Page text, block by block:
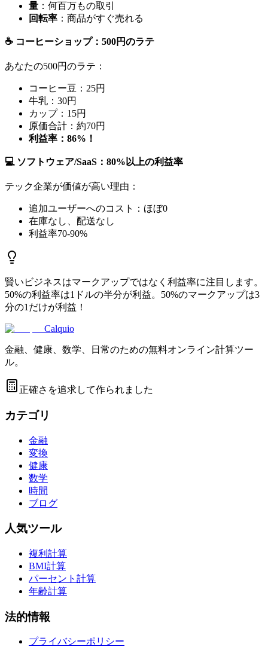
量 ：何百万もの取引
回転率 ：商品がすぐ売れる
☕ コーヒーショップ：500円のラテ
あなたの500円のラテ：
コーヒー豆：25円
牛乳：30円
カップ：15円
原価合計：約70円
利益率：86%！
💻 ソフトウェア/SaaS：80%以上の利益率
テック企業が価値が高い理由：
追加ユーザーへのコスト：ほぼ0
在庫なし、配送なし
利益率70-90%
賢いビジネスはマークアップではなく利益率に注目します。
50%の利益率は1ドルの半分が利益。50%のマークアップは3
分の1だけが利益！
Calquio
金融、健康、数学、日常のための無料オンライン計算ツー
ル。
正確さを追求して作られました
カテゴリ
金融
変換
健康
数学
時間
ブログ
人気ツール
複利計算
BMI計算
パーセント計算
年齢計算
法的情報
プライバシーポリシー